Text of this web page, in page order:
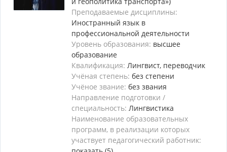
Преподаваемые дисциплины:
Иностранный язык в
профессиональной деятельности
Уровень образования: высшее
образование
Квалификация: Лингвист, переводчик
Учёная степень: без степени
Учёное звание: без звания
Направление подготовки /
специальность: Лингвистика
Наименование образовательных
программ, в реализации которых
участвует педагогический работник: